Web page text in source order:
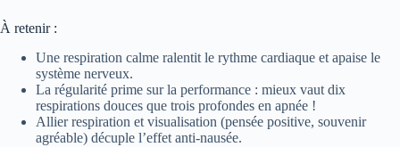
À retenir :
Une respiration calme ralentit le rythme cardiaque et apaise le
système nerveux.
La régularité prime sur la performance : mieux vaut dix
respirations douces que trois profondes en apnée !
Allier respiration et visualisation (pensée positive, souvenir
agréable) décuple l’effet anti-nausée.